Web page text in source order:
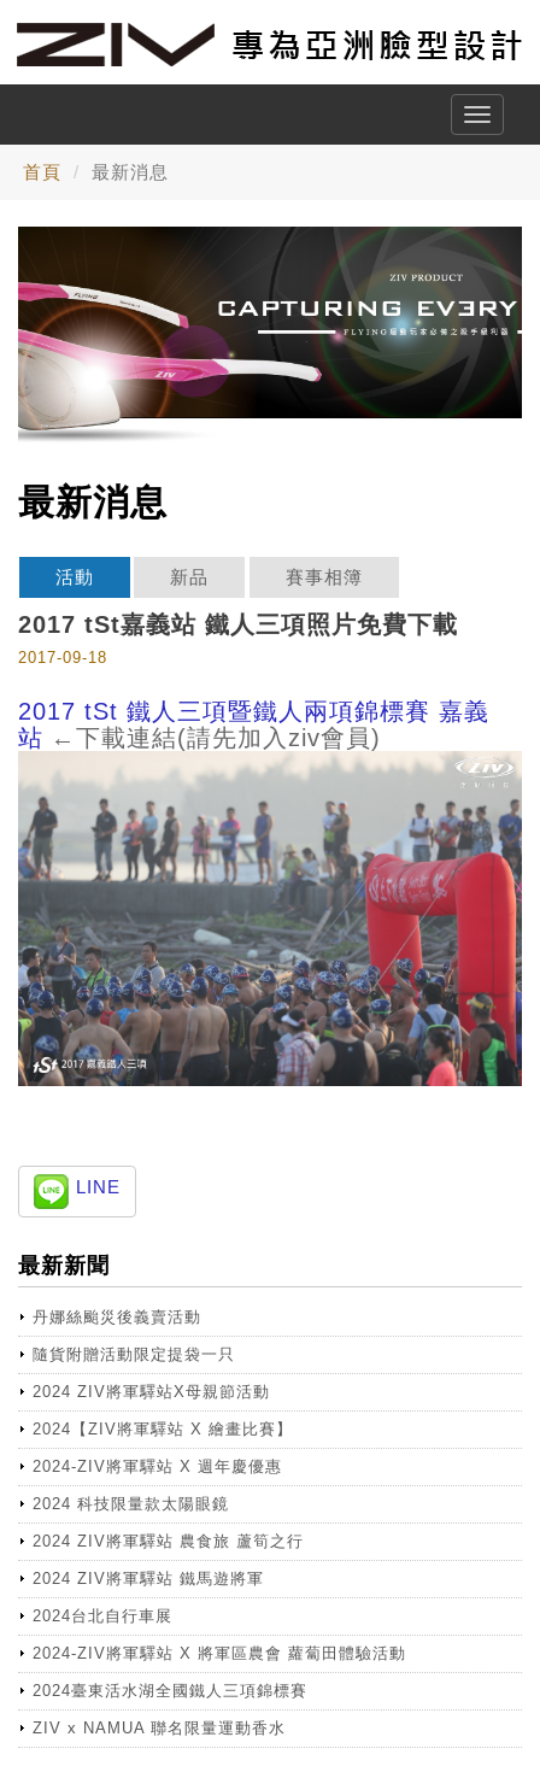
Toggle
首頁 最新消息
最新消息
活動 新品 賽事相簿
2017 tSt嘉義站 鐵人三項照片免費下載
2017-09-18
2017 tSt 鐵人三項暨鐵人兩項錦標賽 嘉義
站 ←下載連結(請先加入ziv會員)
LINE
最新新聞
丹娜絲颱災後義賣活動
隨貨附贈活動限定提袋一只
2024 ZIV將軍驛站X母親節活動
2024【ZIV將軍驛站 X 繪畫比賽】
2024-ZIV將軍驛站 X 週年慶優惠
2024 科技限量款太陽眼鏡
2024 ZIV將軍驛站 農食旅 蘆筍之行
2024 ZIV將軍驛站 鐵馬遊將軍
2024台北自行車展
2024-ZIV將軍驛站 X 將軍區農會 蘿蔔田體驗活動
2024臺東活水湖全國鐵人三項錦標賽
ZIV x NAMUA 聯名限量運動香水